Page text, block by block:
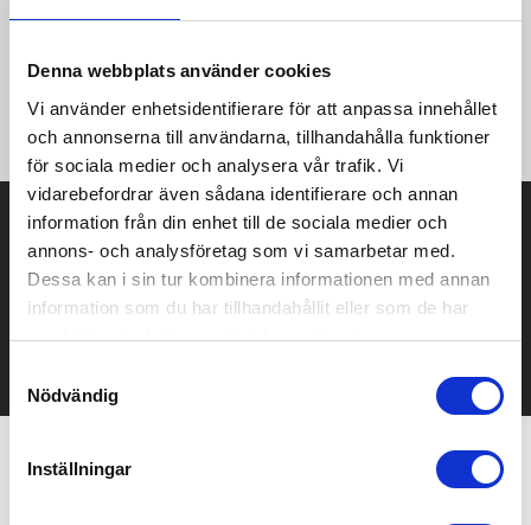
Denna webbplats använder cookies
Vi använder enhetsidentifierare för att anpassa innehållet
och annonserna till användarna, tillhandahålla funktioner
för sociala medier och analysera vår trafik. Vi
vidarebefordrar även sådana identifierare och annan
information från din enhet till de sociala medier och
annons- och analysföretag som vi samarbetar med.
Dessa kan i sin tur kombinera informationen med annan
information som du har tillhandahållit eller som de har
samlat in när du har använt deras tjänster.
Nödvändig
Inställningar
Kompakt skruvmejsel med stor och liten stjärnskruvmejselbits,
med strömbrytare. Inklusive batteri.
Prisuppgift på mailen?
Kontakta oss här för att få förslag på produkt och pris över
Det går också utmärkt att bara ställa frågor!
Relaterade produkter